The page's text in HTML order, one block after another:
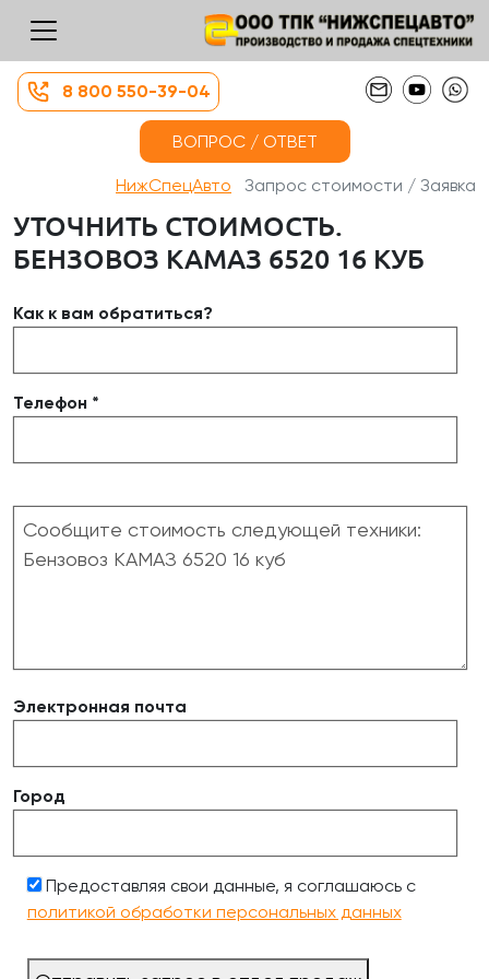
8 800 550-39-04
ВОПРОС / ОТВЕТ
НижСпецАвто Запрос стоимости / Заявка
УТОЧНИТЬ СТОИМОСТЬ.
БЕНЗОВОЗ КАМАЗ 6520 16 КУБ
Как к вам обратиться?
Телефон *
Электронная почта
Город
Предоставляя свои данные, я соглашаюсь с
политикой обработки персональных данных